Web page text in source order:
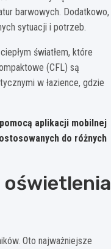
barwowych. Dodatkowo,
sytuacji i potrzeb.
światłem, które
(CFL) są
w łazience, gdzie
aplikacji mobilnej
do różnych
Oto najważniejsze